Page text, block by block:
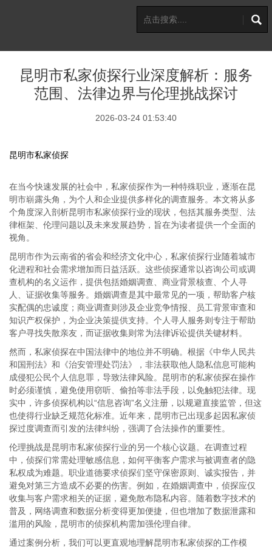
昆明市私家侦探行业深度解析：服务
范围、法律边界与伦理挑战探讨
2026-03-24 01:53:40
昆明市私家侦探
在当今快速发展的社会中，私家侦探作为一种特殊职业，逐渐在昆
明市崭露头角，为个人和企业提供多样化的调查服务。本文将从多
个角度深入剖析昆明市私家侦探行业的现状，包括其服务类型、法
律框架、伦理问题以及未来发展趋势，旨在为读者提供一个全面的
视角。
昆明市作为云南省的省会和经济文化中心，私家侦探行业随着城市
化进程和社会需求增加而日益活跃。这些侦探通常以咨询公司或调
查机构的名义运作，提供包括婚姻调查、商业背景核查、个人寻
人、证据收集等服务。婚姻调查是其中最常见的一项，帮助客户核
实配偶的忠诚度；商业调查则涉及企业竞争情报、员工背景审查和
知识产权保护，为企业决策提供支持。个人寻人服务则专注于帮助
客户寻找失散亲友，而证据收集则常为法律诉讼提供关键材料。
然而，私家侦探在中国法律中的地位并不明确。根据《中华人民共
和国刑法》和《治安管理处罚法》，非法获取他人隐私信息可能构
成侵犯公民个人信息罪，导致法律风险。昆明市的私家侦探在操作
时必须谨慎，避免使用窃听、偷拍等非法手段，以免触犯法律。现
实中，许多侦探机构以“信息咨询”名义注册，以规避直接监管，但这
也使得行业缺乏规范化标准。近年来，昆明市已出现多起因私家侦
探过度调查而引发的法律纠纷，强调了合法操作的重要性。
伦理挑战是昆明市私家侦探行业的另一个核心议题。在调查过程
中，侦探们常需处理敏感信息，如何平衡客户需求与被调查者的隐
私权成为难题。职业道德要求侦探们坚守保密原则、诚实报告，并
避免对第三方造成不必要的伤害。例如，在婚姻调查中，侦探应仅
收集与客户需求相关的证据，避免散布隐私内容。随着数字技术的
普及，网络调查和数据分析变得更加便捷，但也增加了数据泄露和
滥用的风险，昆明市的侦探机构需加强伦理自律。
通过案例分析，我们可以更直观地理解昆明市私家侦探的工作模